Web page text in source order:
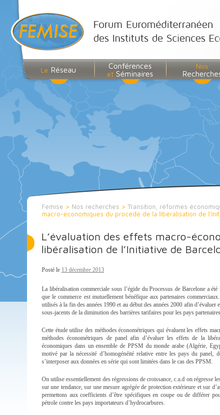
Le Réseau Conférences
et Séminaires
Nos
Femise > Nos recherches > Transition, réformes
macro-économiques du procédé de la libéralisation de
L’évaluation des effets macro-
libéralisation de l’Initiative de
Posté le 13 décembre 2013
La libéralisation commerciale sous l’égide du Processus de Barcelone a
que le commerce est mutuellement bénéfique aux partenaires
utilisés à la fin des années 1990 et au début des années 2000 afin
sous-jacents de la diminution des barrières tarifaires pour les pays
Cette étude utilise des méthodes économétriques qui évaluent les effets
méthodes économétriques de panel afin d’évaluer les effets de la
économiques dans un ensemble de PPSM du monde arabe (Algérie,
motivé par la nécessité d’homogénéité relative entre les pays du panel,
s’interposer aux données en série qui sont limitées dans le cas des PPSM.
On utilise essentiellement des régressions de croissance, c.a.d on régresse
sur une tendance, sur une mesure agrégée de protection extérieure et sur
permettons aux coefficients d’être spécifiques en coupe ou de différer
pétrole contre les pays importateurs d’hydrocarbures.